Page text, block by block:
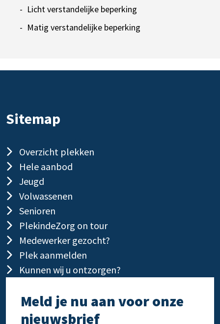
Licht verstandelijke beperking
Matig verstandelijke beperking
Sitemap
Overzicht plekken
Hele aanbod
Jeugd
Volwassenen
Senioren
PlekindeZorg on tour
Medewerker gezocht?
Plek aanmelden
Kunnen wij u ontzorgen?
Meld je nu aan voor onze
nieuwsbrief